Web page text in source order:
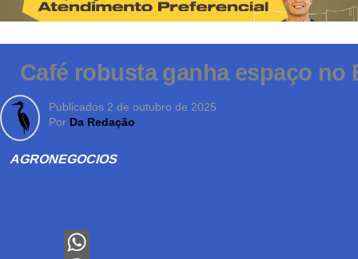
Café robusta ganha espaço
Publicados 2 de outubro de 2025
Por Da Redação
AGRONEGOCIOS